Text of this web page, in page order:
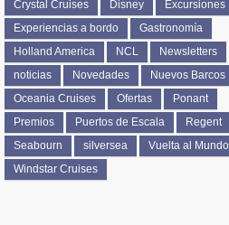
Crystal Cruises
Disney
Excursiones
Experiencias a bordo
Gastronomía
Holland America
NCL
Newsletters
noticias
Novedades
Nuevos Barcos
Oceania Cruises
Ofertas
Ponant
Premios
Puertos de Escala
Regent
Seabourn
silversea
Vuelta al Mundo
Windstar Cruises